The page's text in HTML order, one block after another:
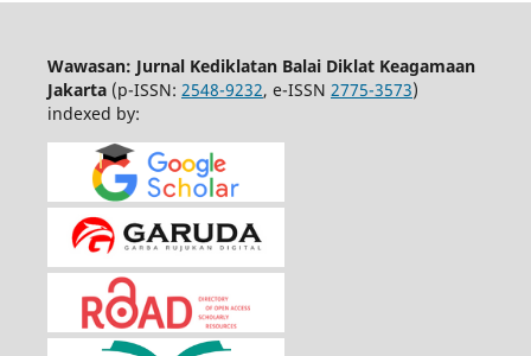
Wawasan: Jurnal Kediklatan Balai Diklat Keagamaan
Jakarta(p-ISSN: 2548-9232, e-ISSN 2775-3573)
indexed by: